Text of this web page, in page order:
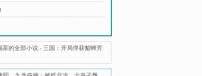
茶的全部小说 - 三国：开局俘获貂蝉芳